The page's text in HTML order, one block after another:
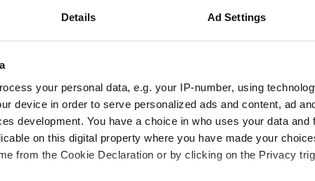
Details Ad Settings
your personal data, e.g. your IP-number, using
device in order to serve personalized ads and content, ad
development. You have a choice in who uses your data and
on this digital property where you have made your
from the Cookie Declaration or by clicking on the Privacy
die Bewertungen
ABJJ
Juni 2025